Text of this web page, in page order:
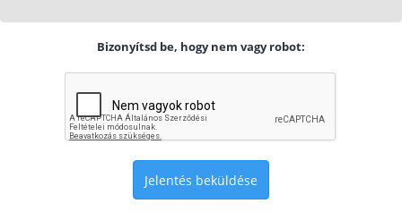
Bizonyítsd be, hogy nem vagy robot:
Jelentés beküldése